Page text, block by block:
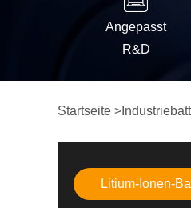
Angepasst
R&D
Startseite >
Litium-Ionen-